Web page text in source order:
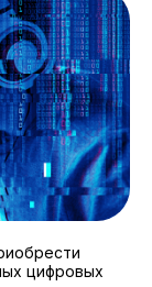
цифровых